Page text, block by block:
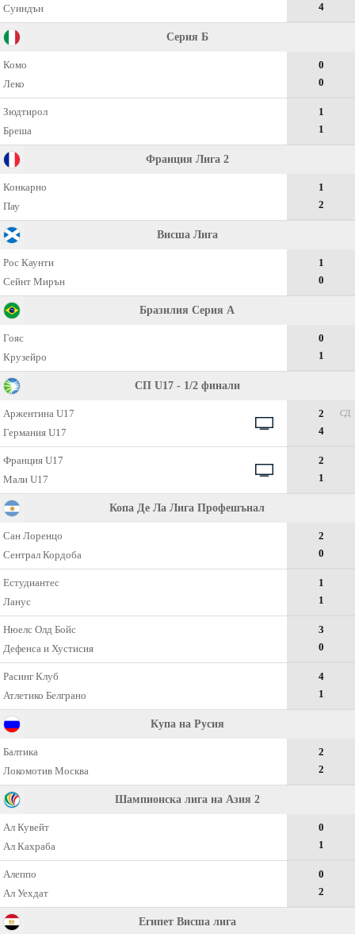
Суиндън
4
Серия Б
Комо
Леко
0
0
Зюдтирол
Бреша
1
1
Франция Лига 2
Конкарно
Пау
1
2
Висша Лига
Рос Каунти
Сейнт Мирън
1
0
Бразилия Серия А
Гояс
Крузейро
0
1
СП U17 - 1/2 финали
Аржентина U17
Германия U17
2
4
СД
Франция U17
Мали U17
2
1
Копа Де Ла Лига Профешънал
Сан Лоренцо
Сентрал Кордоба
2
0
Естудиантес
Ланус
1
1
Нюелс Олд Бойс
Дефенса и Хустисия
3
0
Расинг Клуб
Атлетико Белграно
4
1
Купа на Русия
Балтика
Локомотив Москва
2
2
Шампионска лига на Азия 2
Ал Кувейт
Ал Кахраба
0
1
Алеппо
Ал Уехдат
0
2
Египет Висша лига